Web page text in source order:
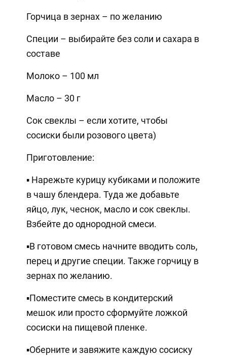
Горчица в зернах – по желанию
Специи – выбирайте без соли и сахара в
составе
Молоко – 100 мл
Масло – 30 г
Сок свеклы – если хотите, чтобы
сосиски были розового цвета)
Приготовление:
▪ Нарежьте курицу кубиками и положите
в чашу блендера. Туда же добавьте
яйцо, лук, чеснок, масло и сок свеклы.
Взбейте до однородной смеси.
▪️В готовом смесь начните вводить соль,
перец и другие специи. Также горчицу в
зернах по желанию.
▪️Поместите смесь в кондитерский
мешок или просто сформуйте ложкой
сосиски на пищевой пленке.
▪️Оберните и завяжите каждую сосиску